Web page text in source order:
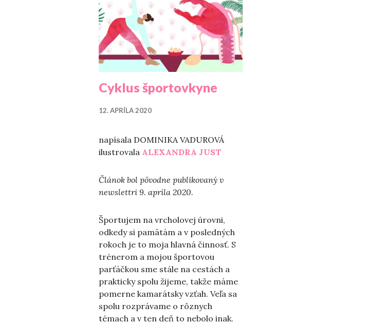
Cyklus športovkyne
12. APRÍLA 2020
napísala DOMINIKA VADUROVÁ
ilustrovala ALEXANDRA JUST
Článok bol pôvodne publikovaný v
newslettri 9. apríla 2020.
Športujem na vrcholovej úrovni,
odkedy si pamätám a v posledných
rokoch je to moja hlavná činnosť. S
trénerom a mojou športovou
parťáčkou sme stále na cestách a
prakticky spolu žijeme, takže máme
pomerne kamarátsky vzťah. Veľa sa
spolu rozprávame o rôznych
témach a v ten deň to nebolo inak.